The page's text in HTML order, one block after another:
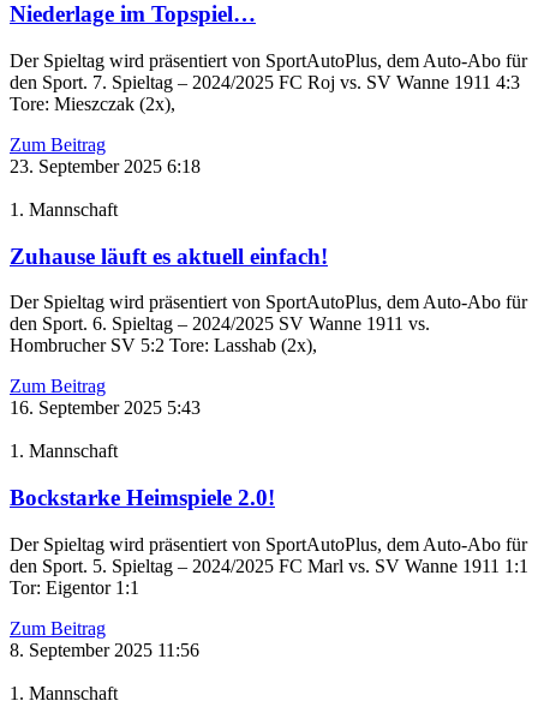
Niederlage im Topspiel…
Der Spieltag wird präsentiert von SportAutoPlus, dem Auto-Abo für
den Sport. 7. Spieltag – 2024/2025 FC Roj vs. SV Wanne 1911 4:3
Tore: Mieszczak (2x),
Zum Beitrag
23. September 2025 6:18
1. Mannschaft
Zuhause läuft es aktuell einfach!
Der Spieltag wird präsentiert von SportAutoPlus, dem Auto-Abo für
den Sport. 6. Spieltag – 2024/2025 SV Wanne 1911 vs.
Hombrucher SV 5:2 Tore: Lasshab (2x),
Zum Beitrag
16. September 2025 5:43
1. Mannschaft
Bockstarke Heimspiele 2.0!
Der Spieltag wird präsentiert von SportAutoPlus, dem Auto-Abo für
den Sport. 5. Spieltag – 2024/2025 FC Marl vs. SV Wanne 1911 1:1
Tor: Eigentor 1:1
Zum Beitrag
8. September 2025 11:56
1. Mannschaft